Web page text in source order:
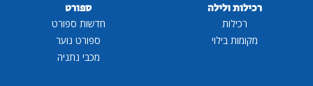
רכילות ולילה
רכילות
מקומות בילוי
ספורט
חדשות ספורט
ספורט נוער
מכבי נתניה